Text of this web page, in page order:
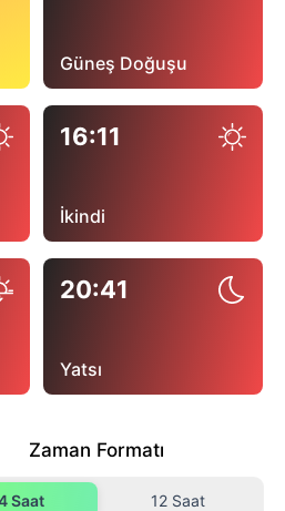
Güneş Doğuşu
16:11
İkindi
20:41
Yatsı
Zaman Formatı
Saat 12 Saat